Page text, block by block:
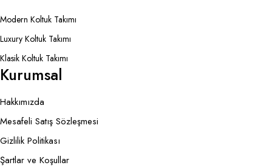
Modern Koltuk Takımı
Luxury Koltuk Takımı
Klasik Koltuk Takımı
Kurumsal
Hakkımızda
Mesafeli Satış Sözleşmesi
Gizlilik Politikası
Şartlar ve Koşullar